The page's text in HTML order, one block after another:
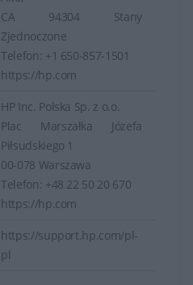
CA 94304 Stany
Zjednoczone
Telefon: +1 650-857-1501
https://hp.com
HP Inc. Polska Sp. z o.o.
Plac Marszałka Józefa
Piłsudskiego 1
00-078 Warszawa
Telefon: +48 22 50 20 670
https://hp.com
https://support.hp.com/pl-
pl